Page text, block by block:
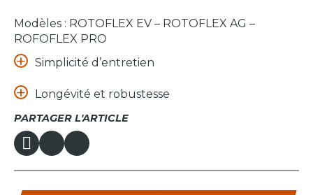
Simplicité d’entretien
Longévité et robustesse
PARTAGER L'ARTICLE
Modèles : ROTOFLEX EV – ROTOFLEX AG –
ROFOFLEX PRO